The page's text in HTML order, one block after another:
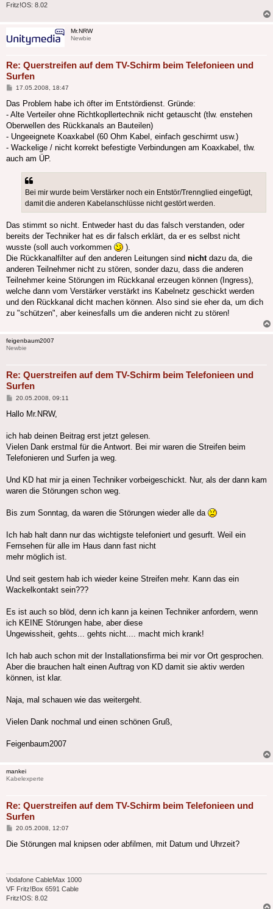
Fritz!OS: 8.02
Mr.NRW
Newbie
Re: Querstreifen auf dem TV-Schirm beim Telefonieen und
Surfen
Beitrag
17.05.2008, 18:47
Das Problem habe ich öfter im Entstördienst. Gründe:
- Alte Verteiler ohne Richtkopllertechnik nicht getauscht (tlw. enstehen
Oberwellen des Rückkanals an Bauteilen)
- Ungeeignete Koaxkabel (60 Ohm Kabel, einfach geschirmt usw.)
- Wackelige / nicht korrekt befestigte Verbindungen am Koaxkabel, tlw.
auch am ÜP.
Bei mir wurde beim Verstärker noch ein Entstör/Trennglied eingefügt,
damit die anderen Kabelanschlüsse nicht gestört werden.
Das stimmt so nicht. Entweder hast du das falsch verstanden, oder
bereits der Techniker hat es dir falsch erklärt, da er es selbst nicht
wusste (soll auch vorkommen
).
Die Rückkanalfilter auf den anderen Leitungen sind nicht dazu da, die
anderen Teilnehmer nicht zu stören, sonder dazu, dass die anderen
Teilnehmer keine Störungen im Rückkanal erzeugen können (Ingress),
welche dann vom Verstärker verstärkt ins Kabelnetz geschickt werden
und den Rückkanal dicht machen können. Also sind sie eher da, um dich
zu "schützen", aber keinesfalls um die anderen nicht zu stören!
feigenbaum2007
Newbie
Re: Querstreifen auf dem TV-Schirm beim Telefonieen und
Surfen
Beitrag
20.05.2008, 09:11
Hallo Mr.NRW,
ich hab deinen Beitrag erst jetzt gelesen.
Vielen Dank erstmal für die Antwort. Bei mir waren die Streifen beim
Telefonieren und Surfen ja weg.
Und KD hat mir ja einen Techniker vorbeigeschickt. Nur, als der dann kam
waren die Störungen schon weg.
Bis zum Sonntag, da waren die Störungen wieder alle da
Ich hab halt dann nur das wichtigste telefoniert und gesurft. Weil ein
Fernsehen für alle im Haus dann fast nicht
mehr möglich ist.
Und seit gestern hab ich wieder keine Streifen mehr. Kann das ein
Wackelkontakt sein???
Es ist auch so blöd, denn ich kann ja keinen Techniker anfordern, wenn
ich KEINE Störungen habe, aber diese
Ungewissheit, gehts... gehts nicht.... macht mich krank!
Ich hab auch schon mit der Installationsfirma bei mir vor Ort gesprochen.
Aber die brauchen halt einen Auftrag von KD damit sie aktiv werden
können, ist klar.
Naja, mal schauen wie das weitergeht.
Vielen Dank nochmal und einen schönen Gruß,
Feigenbaum2007
mankei
Kabelexperte
Re: Querstreifen auf dem TV-Schirm beim Telefonieen und
Surfen
Beitrag
20.05.2008, 12:07
Die Störungen mal knipsen oder abfilmen, mit Datum und Uhrzeit?
Vodafone CableMax 1000
VF Fritz!Box 6591 Cable
Fritz!OS: 8.02